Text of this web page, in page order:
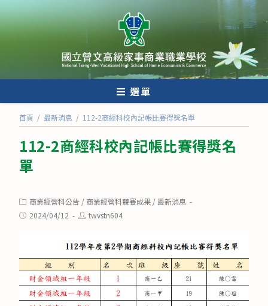
跳
轉
至
內
選單
首頁 / 最新消息 / 112-2商經科校內記帳比賽得獎名單
112-2商經科校內記帳比賽得獎名
單
Post
category:
商業經營科公告 / 商業經營科競賽成果 /最新消息
Post2024/04/12
Posttwvstn604